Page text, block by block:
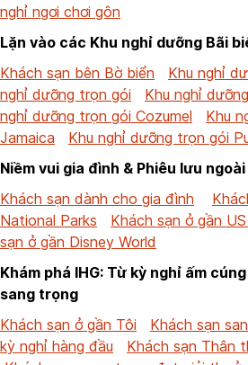
nghỉ ngơi chơi gôn
Lặn vào các Khu nghỉ dưỡng Bãi
Khách sạn bên Bờ biển
Khu nghỉ
nghỉ dưỡng trọn gói
Khu nghỉ
nghỉ dưỡng trọn gói Cozumel
Khu
Jamaica
Khu nghỉ dưỡng trọn gói
Niềm vui gia đình & Phiêu lưu
Khách sạn dành cho gia đình
National Parks
Khách sạn ở gần
sạn ở gần Disney World
Khám phá IHG: Từ kỳ nghỉ ấm
sang trọng
Khách sạn ở gần Tôi
Khách sạn
kỳ nghỉ hàng đầu
Khách sạn Thân